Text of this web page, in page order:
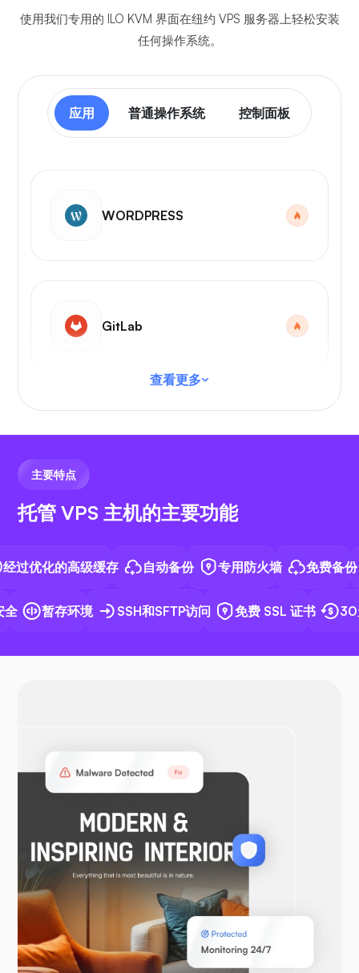
使用我们专用的 ILO KVM 界面在纽约 VPS 服务器上轻松安装
任何操作系统。
应用 普通操作系统 控制面板
WORDPRESS
GitLab
VS 代码
Docker
OpenVPN
WooCommerce
查看更多
主要特点
托管 VPS 主机的主要功能
化的高级缓存 自动备份 专用防火墙 免费备份
暂存环境 SSH和SFTP访问 免费 SSL 证书 30天